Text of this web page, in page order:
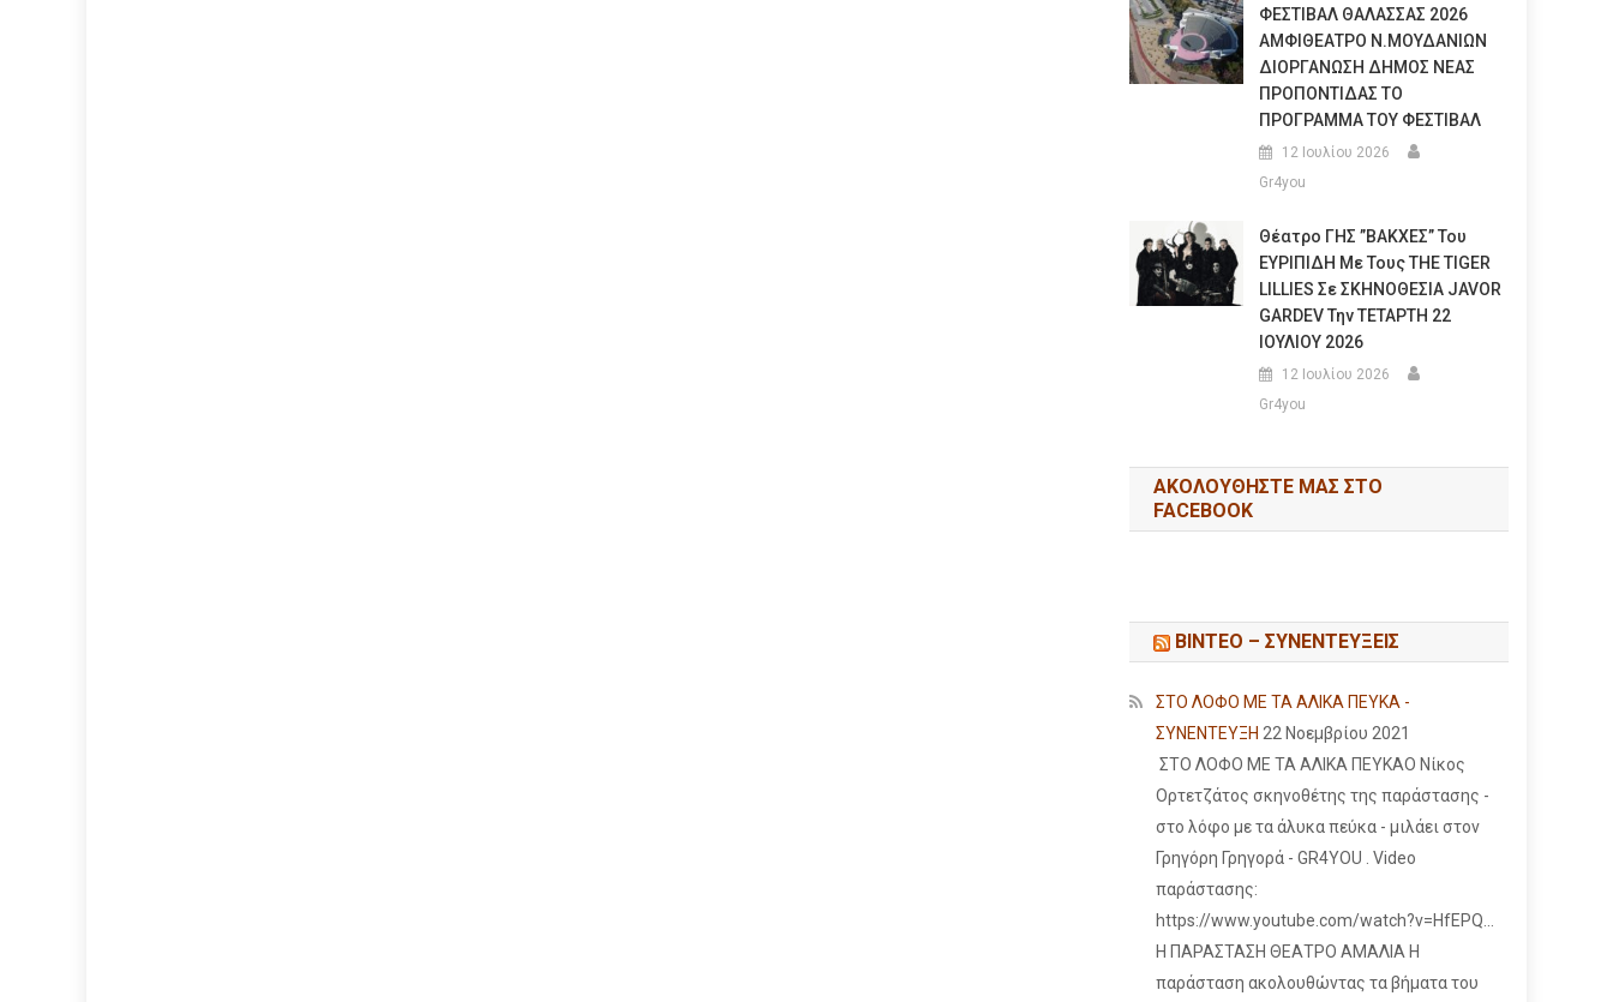
ΦΕΣΤΙΒΑΛ ΘΑΛΑΣΣΑΣ 2026
ΑΜΦΙΘΕΑΤΡΟ Ν.ΜΟΥΔΑΝΙΩΝ
ΔΙΟΡΓΑΝΩΣΗ ΔΗΜΟΣ ΝΕΑΣ
ΠΡΟΠΟΝΤΙΔΑΣ ΤΟ
ΠΡΟΓΡΑΜΜΑ ΤΟΥ ΦΕΣΤΙΒΑΛ
12 Ιουλίου 2026
Gr4you
Θέατρο ΓΗΣ ”ΒΑΚΧΕΣ” Του
ΕΥΡΙΠΙΔΗ Με Τους THE TIGER
LILLIES Σε ΣΚΗΝΟΘΕΣΙΑ JAVOR
GARDEV Την ΤΕΤΑΡΤΗ 22
ΙΟΥΛΙΟΥ 2026
12 Ιουλίου 2026
Gr4you
ΑΚΟΛΟΥΘΉΣΤΕ ΜΑΣ ΣΤΟ
FACEBOOK
ΒΙΝΤΕΟ – ΣΥΝΕΝΤΕΥΞΕΙΣ
ΣΤΟ ΛΟΦΟ ΜΕ ΤΑ ΑΛΙΚΑ ΠΕΥΚΑ -
ΣΥΝΕΝΤΕΥΞΗ 22 Νοεμβρίου 2021
ΣΤΟ ΛΟΦΟ ΜΕ ΤΑ ΑΛΙΚΑ ΠΕΥΚΑΟ Νίκος
Ορτετζάτος σκηνοθέτης της παράστασης -
στο λόφο με τα άλυκα πεύκα - μιλάει στον
Γρηγόρη Γρηγορά - GR4YOU . Video
παράστασης:
https://www.youtube.com/watch?v=HfEPQ...
Η ΠΑΡΑΣΤΑΣΗ ΘΕΑΤΡΟ ΑΜΑΛΙΑ Η
παράσταση ακολουθώντας τα βήματα του